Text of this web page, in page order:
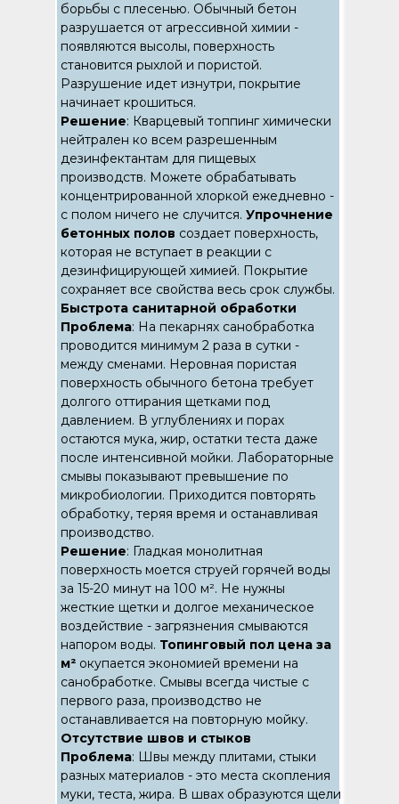
борьбы с плесенью. Обычный бетон
разрушается от агрессивной химии -
появляются высолы, поверхность
становится рыхлой и пористой.
Разрушение идет изнутри, покрытие
начинает крошиться.
Решение: Кварцевый топпинг химически
нейтрален ко всем разрешенным
дезинфектантам для пищевых
производств. Можете обрабатывать
концентрированной хлоркой ежедневно -
с полом ничего не случится. Упрочнение
бетонных полов создает поверхность,
которая не вступает в реакции с
дезинфицирующей химией. Покрытие
сохраняет все свойства весь срок службы.
Быстрота санитарной обработки
Проблема: На пекарнях санобработка
проводится минимум 2 раза в сутки -
между сменами. Неровная пористая
поверхность обычного бетона требует
долгого оттирания щетками под
давлением. В углублениях и порах
остаются мука, жир, остатки теста даже
после интенсивной мойки. Лабораторные
смывы показывают превышение по
микробиологии. Приходится повторять
обработку, теряя время и останавливая
производство.
Решение: Гладкая монолитная
поверхность моется струей горячей воды
за 15-20 минут на 100 м². Не нужны
жесткие щетки и долгое механическое
воздействие - загрязнения смываются
напором воды. Топинговый пол цена за
м² окупается экономией времени на
санобработке. Смывы всегда чистые с
первого раза, производство не
останавливается на повторную мойку.
Отсутствие швов и стыков
Проблема: Швы между плитами, стыки
разных материалов - это места скопления
муки, теста, жира. В швах образуются щели